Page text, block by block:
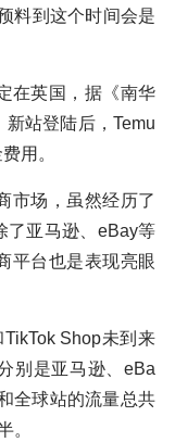
料到这个时间会是
在英国，据《南华
站登陆后，Temu
用。
市场，虽然经历了
了亚马逊、eBay等
平台也是表现亮眼
Shop未到来
别是亚马逊、eBa
全球站的流量总共
。